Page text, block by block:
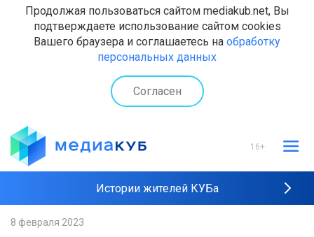
Продолжая пользоваться сайтом mediakub.net, Вы
подтверждаете использование сайтом cookies
Вашего браузера и соглашаетесь на обработку
персональных данных
Согласен
16+
Истории жителей КУБа
8 февраля 2023